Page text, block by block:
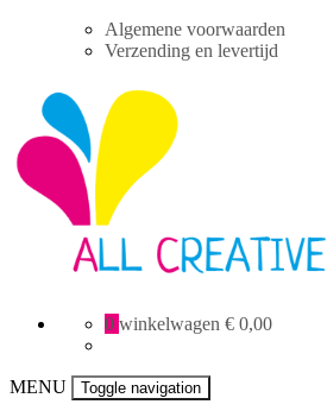
Algemene voorwaarden
Verzending en levertijd
Creative
0 winkelwagen € 0,00
MENU Toggle navigation